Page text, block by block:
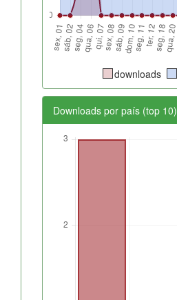
downloads
Downloads por país (top 10)